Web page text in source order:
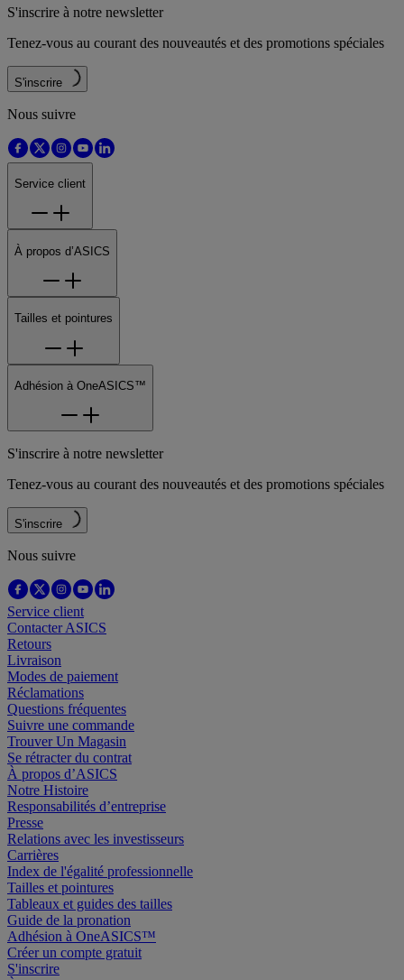
S'inscrire à notre newsletter
Tenez-vous au courant des nouveautés et des promotions spéciales
S'inscrire
Nous suivre
Service client
À propos d’ASICS
Tailles et pointures
Adhésion à OneASICS™
S'inscrire à notre newsletter
Tenez-vous au courant des nouveautés et des promotions spéciales
S'inscrire
Nous suivre
Service client
Contacter ASICS
Retours
Livraison
Modes de paiement
Réclamations
Questions fréquentes
Suivre une commande
Trouver Un Magasin
Se rétracter du contrat
À propos d’ASICS
Notre Histoire
Responsabilités d’entreprise
Presse
Relations avec les investisseurs
Carrières
Index de l'égalité professionnelle
Tailles et pointures
Tableaux et guides des tailles
Guide de la pronation
Adhésion à OneASICS™
Créer un compte gratuit
S'inscrire